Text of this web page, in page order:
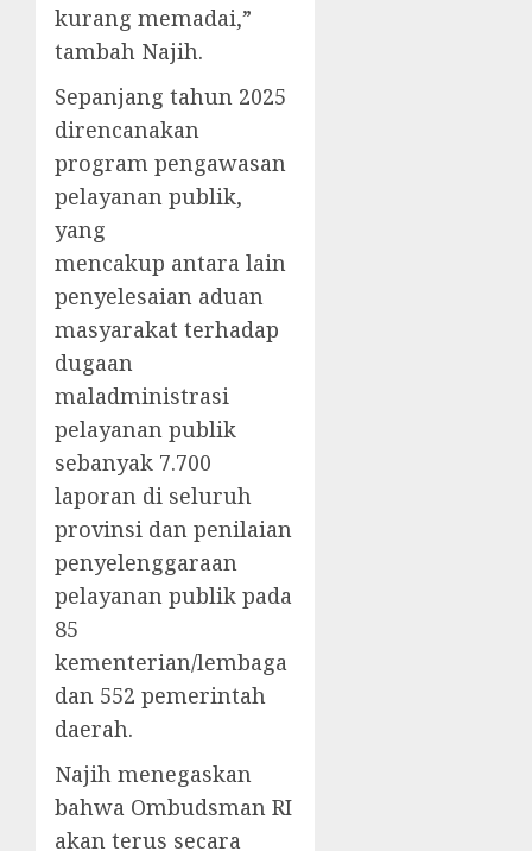
kurang memadai,”
tambah Najih.
Sepanjang tahun 2025
direncanakan
program pengawasan
pelayanan publik,
yang
mencakup antara lain
penyelesaian aduan
masyarakat terhadap
dugaan
maladministrasi
pelayanan publik
sebanyak 7.700
laporan di seluruh
provinsi dan penilaian
penyelenggaraan
pelayanan publik pada
85
kementerian/lembaga
dan 552 pemerintah
daerah.
Najih menegaskan
bahwa Ombudsman RI
akan terus secara